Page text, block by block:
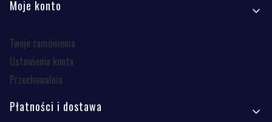
Moje konto
Twoje zamówienia
Ustawienia konta
Przechowalnia
Płatności i dostawa